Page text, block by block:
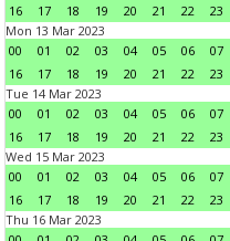
16 17 18 19 20 21 22
23
Mon 13 Mar 2023
00
01 02 03 04 05 06 07
16
17 18 19 20 21 22
23
Tue 14 Mar 2023
00
01 02 03 04 05 06 07
16
17 18 19 20 21 22
23
Wed 15 Mar 2023
00
01 02 03 04 05 06 07
16
17 18 19 20 21 22
23
Thu 16 Mar 2023